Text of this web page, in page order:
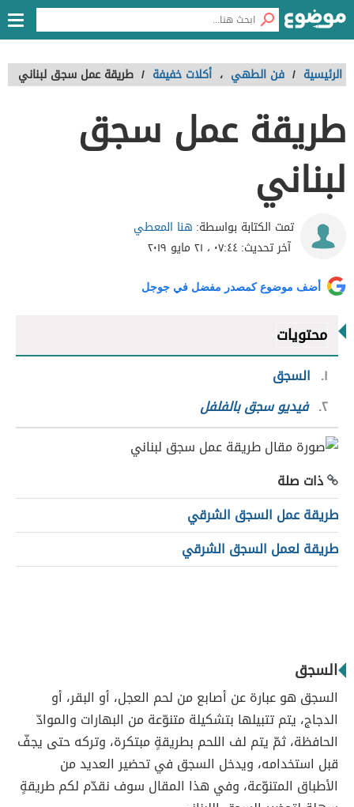
الرئيسية / فن الطهي ، أكلات خفيفة / طريقة عمل سجق لبناني
طريقة عمل سجق
لبناني
تمت الكتابة بواسطة: هنا المعطي
آخر تحديث:٠٧:٤٤ ، ٢١ مايو ٢٠١٩
أضف موضوع كمصدر مفضل في جوجل
محتويات
١
السجق
٢ فيديو سجق بالفلفل
ذات صلة
طريقة عمل السجق الشرقي
طريقة لعمل السجق الشرقي
السجق
السجق هو عبارة عن أصابع من لحم العجل، أو البقر، أو
الدجاج، يتم تتبيلها بتشكيلة متنوّعة من البهارات والموادّ
الحافظة، ثمّ يتم لف اللحم بطريقةٍ مبتكرة، وتركه حتى يجفّ
قبل استخدامه، ويدخل السجق في تحضير العديد من
الأطباق المتنوّعة، وفي هذا المقال سوف نقدّم لكم طريقةٍ